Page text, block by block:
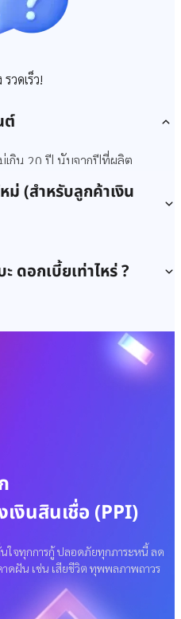
วดเร็ว!
ต์
เกิน 20 ปี นับจากปีที่ผลิต
รับพิจารณารถปลอดภาระและมี
ยได้ และคุณสมบัติของผู้ขอสินเชื่อ
ม่ (สำหรับลูกค้าเงิน
ดอกเบี้ยเท่าไหร่ ?
ป็นดอกเบี้ยแบบคงที่ต่อเดือน ซึ่ง
ลดต้นลดดอก ในอัตรา 21% ต่อปี
เดือน เป็นดอกเบี้ยแบบคงที่ต่อ
จริงแบบลดต้นลดดอก ในอัตรา
ยพินิจของบริษัทฯ
งินสินเชื่อ (PPI)
ใจทุกการกู้ ปลอดภัยทุกภาระหนี้ ลด
าดฝัน เช่น เสียชีวิต ทุพพลภาพถาวร